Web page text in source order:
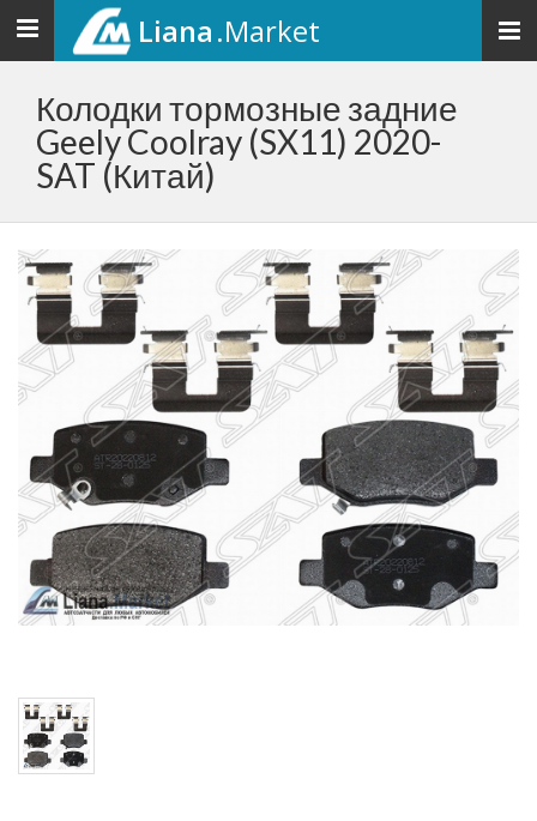
Toggle
navigation
Liana.Market
Колодки тормозные задние
Geely Coolray (SX11) 2020-
SAT (Китай)